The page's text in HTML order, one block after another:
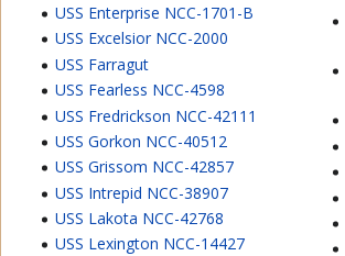
USS Enterprise NCC-1701-B
USS Excelsior NCC-2000
USS Farragut
USS Fearless NCC-4598
USS Fredrickson NCC-42111
USS Gorkon NCC-40512
USS Grissom NCC-42857
USS Intrepid NCC-38907
USS Lakota NCC-42768
USS Lexington NCC-14427